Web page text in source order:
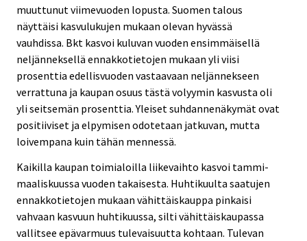
muuttunut viimevuoden lopusta. Suomen talous
näyttäisi kasvulukujen mukaan olevan hyvässä
vauhdissa. Bkt kasvoi kuluvan vuoden ensimmäisellä
neljänneksellä ennakkotietojen mukaan yli viisi
prosenttia edellisvuoden vastaavaan neljännekseen
verrattuna ja kaupan osuus tästä volyymin kasvusta oli
yli seitsemän prosenttia. Yleiset suhdannenäkymät ovat
positiiviset ja elpymisen odotetaan jatkuvan, mutta
loivempana kuin tähän mennessä.
Kaikilla kaupan toimialoilla liikevaihto kasvoi tammi-
maaliskuussa vuoden takaisesta. Huhtikuulta saatujen
ennakkotietojen mukaan vähittäiskauppa pinkaisi
vahvaan kasvuun huhtikuussa, silti vähittäiskaupassa
vallitsee epävarmuus tulevaisuutta kohtaan. Tulevan